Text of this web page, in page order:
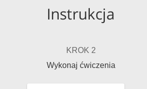
Instrukcja
KROK 2
Wykonaj ćwiczenia